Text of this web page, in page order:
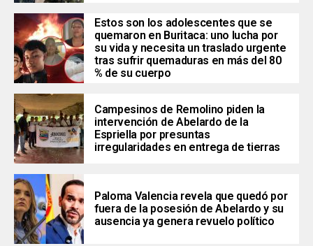
Estos son los adolescentes que se
quemaron en Buritaca: uno lucha por
su vida y necesita un traslado urgente
tras sufrir quemaduras en más del 80
% de su cuerpo
Campesinos de Remolino piden la
intervención de Abelardo de la
Espriella por presuntas
irregularidades en entrega de tierras
Paloma Valencia revela que quedó por
fuera de la posesión de Abelardo y su
ausencia ya genera revuelo político